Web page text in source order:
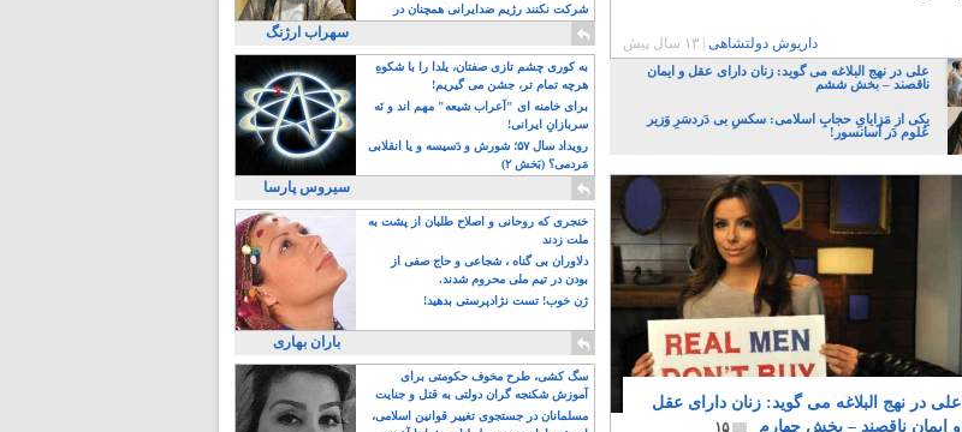
داریوش دولتشاهی ۱۳ سال پیش
علی در نهج البلاغه می گوید: زنان دارای عقل و ایمان
ناقصند – بخش ششم
یکی از مَزایایِ حجابِ اسلامی: سکسِ بی دَردسَرِ وَزیر
عُلوم دَر آسانسور!
علی در نهج البلاغه می گوید: زنان دارای عقل
و ایمان ناقصند – بخش چهارم
۱۵
شرکت نکنند رژیم ضدایرانی همچنان در
قدرت باقی خواهدماند
سهراب ارژنگ
به کوری چشم تازی صفتان، یلدا را با شکوهِ
هرچه تمام تر، جشن می گیریم!
برای خامنه ای "اَعراب شیعه" مهم اند و نَه
سربازانِ ایرانی!
رویداد سال ۵۷؛ شورش و دَسیسه و یا انقلابی
مَردمی؟ (بَخش ۲)
سیروس پارسا
خنجری که روحانی و اصلاح طلبان از پشت به
ملت زدند
دلاوران بی گناه ، شجاعی و حاج صفی از
بودن در تیم ملی محروم شدند.
ژن خوب! تست نژادپرستی بدهید!
باران بهاری
سگ کشی، طرح مخوف حکومتی برای
آموزش شکنجه گران دولتی به قتل و جنایت
بیشتر
مسلمانان در جستجوی تغییر قوانین اسلامی،